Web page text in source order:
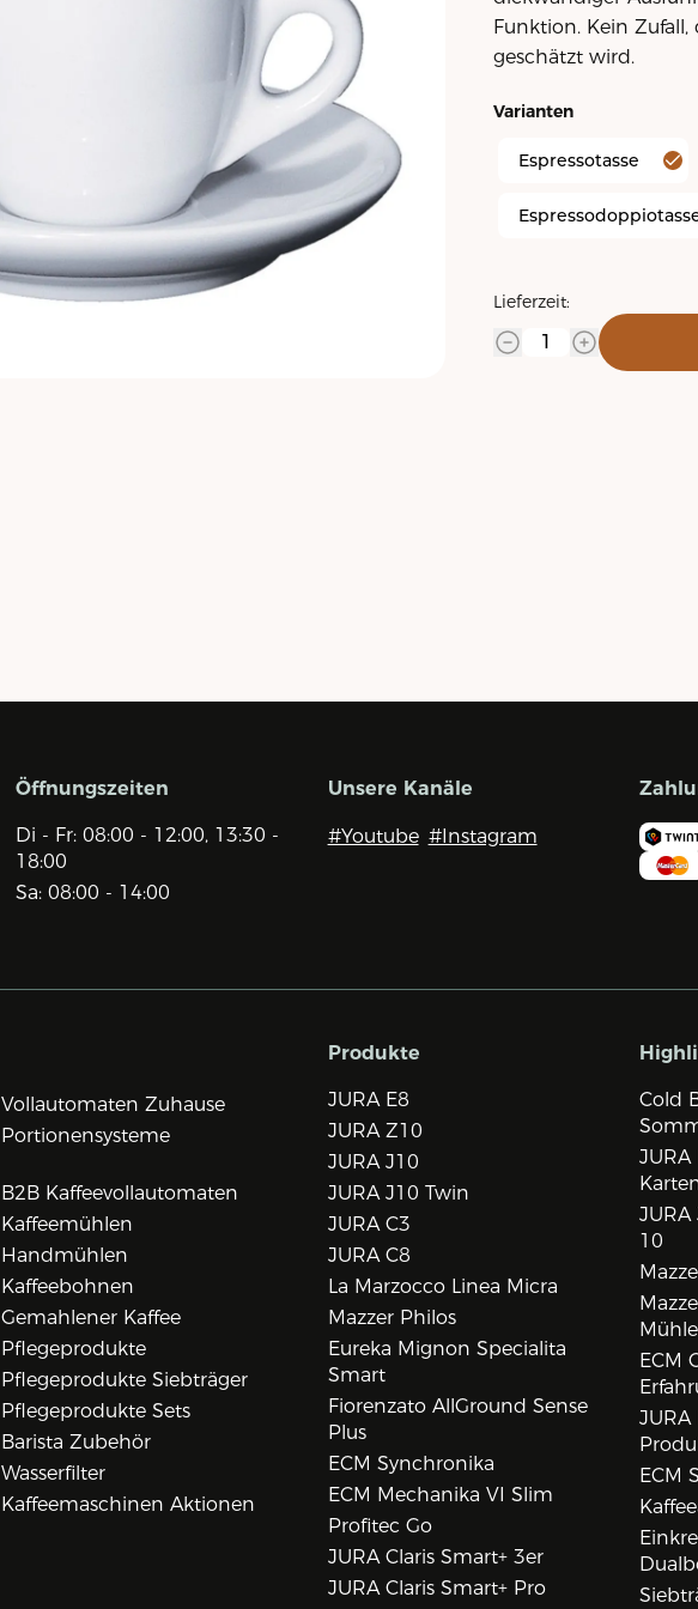
Funktion. Kein
geschätzt wird.
Varianten
Espressotasse
Lieferzeit:
Öffnungszeiten
Di - Fr: 08:00 - 12:00, 13:30 -
18:00
Sa: 08:00 - 14:00
Unsere Kanäle
#Youtube #Instagram
Vollautomaten Zuhause
Portionensysteme
B2B Kaffeevollautomaten
Kaffeemühlen
Handmühlen
Kaffeebohnen
Gemahlener Kaffee
Pflegeprodukte
Pflegeprodukte Siebträger
Pflegeprodukte Sets
Barista Zubehör
Wasserfilter
Kaffeemaschinen Aktionen
Produkte
JURA E8
JURA Z10
JURA J10
JURA J10 Twin
JURA C3
JURA C8
La Marzocco Linea Micra
Mazzer Philos
Eureka Mignon Specialita
Smart
Fiorenzato AllGround Sense
Plus
ECM Synchronika
ECM Mechanika VI Slim
Profitec Go
JURA Claris Smart+ 3er
JURA Claris Smart+ Pro
Cold
JURA
10
ECM
JURA
ECM